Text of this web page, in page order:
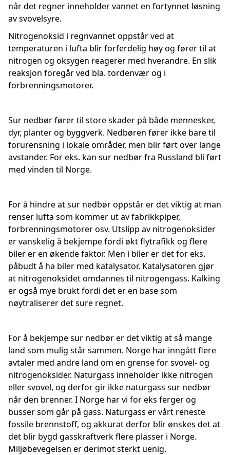
når det regner inneholder vannet en fortynnet løsning
av svovelsyre.
Nitrogenoksid i regnvannet oppstår ved at
temperaturen i lufta blir forferdelig høy og fører til at
nitrogen og oksygen reagerer med hverandre. En slik
reaksjon foregår ved bla. tordenvær og i
forbrenningsmotorer.
Sur nedbør fører til store skader på både mennesker,
dyr, planter og byggverk. Nedbøren fører ikke bare til
forurensning i lokale områder, men blir ført over lange
avstander. For eks. kan sur nedbør fra Russland bli ført
med vinden til Norge.
For å hindre at sur nedbør oppstår er det viktig at man
renser lufta som kommer ut av fabrikkpiper,
forbrenningsmotorer osv. Utslipp av nitrogenoksider
er vanskelig å bekjempe fordi økt flytrafikk og flere
biler er en økende faktor. Men i biler er det for eks.
påbudt å ha biler med katalysator. Katalysatoren gjør
at nitrogenoksidet omdannes til nitrogengass. Kalking
er også mye brukt fordi det er en base som
nøytraliserer det sure regnet.
For å bekjempe sur nedbør er det viktig at så mange
land som mulig står sammen. Norge har inngått flere
avtaler med andre land om en grense for svovel- og
nitrogenoksider. Naturgass inneholder ikke nitrogen
eller svovel, og derfor gir ikke naturgass sur nedbør
når den brenner. I Norge har vi for eks ferger og
busser som går på gass. Naturgass er vårt reneste
fossile brennstoff, og akkurat derfor blir ønskes det at
det blir bygd gasskraftverk flere plasser i Norge.
Miljøbevegelsen er derimot sterkt uenig.